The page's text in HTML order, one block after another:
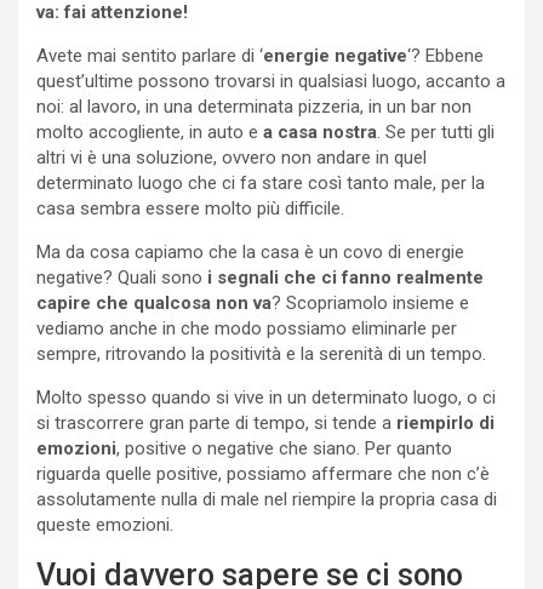
va: fai attenzione!
Avete mai sentito parlare di ‘energie negative‘? Ebbene
quest’ultime possono trovarsi in qualsiasi luogo, accanto a
noi: al lavoro, in una determinata pizzeria, in un bar non
molto accogliente, in auto e a casa nostra. Se per tutti gli
altri vi è una soluzione, ovvero non andare in quel
determinato luogo che ci fa stare così tanto male, per la
casa sembra essere molto più difficile.
Ma da cosa capiamo che la casa è un covo di energie
negative? Quali sono i segnali che ci fanno realmente
capire che qualcosa non va? Scopriamolo insieme e
vediamo anche in che modo possiamo eliminarle per
sempre, ritrovando la positività e la serenità di un tempo.
Molto spesso quando si vive in un determinato luogo, o ci
si trascorrere gran parte di tempo, si tende a riempirlo di
emozioni, positive o negative che siano. Per quanto
riguarda quelle positive, possiamo affermare che non c’è
assolutamente nulla di male nel riempire la propria casa di
queste emozioni.
Vuoi davvero sapere se ci sono